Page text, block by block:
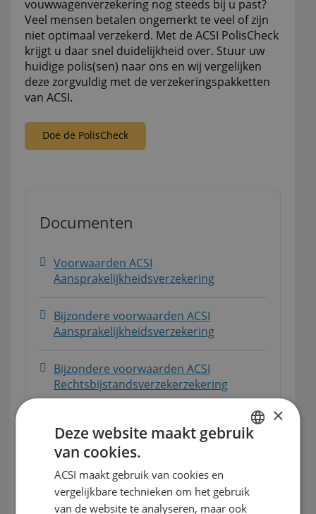
vouwwagenverzekering nog steeds bij u past?
Veel mensen betalen ongemerkt te veel of zijn
niet optimaal verzekerd. Met de ACSI PolisCheck
krijgt u daar snel duidelijkheid over. Stuur uw
huidige polis(sen) naar ons en wij vergelijken
deze zorgvuldig met de verzekeringspakketten
van ACSI.
Doe de PolisCheck
Documenten
Voorwaarden ACSI
Aansprakelijkheidsverzekering
Bijzondere voorwaarden ACSI
Aansprakelijkheidsverzekering
Bijzondere voorwaarden ACSI
Rechtsbijstandsverzekerzekering
Aansprakelijkheidsverzekering
Verzekeringskaart ACSI
Rechtsbijstandsverzekering AVP
×
Deze website maakt gebruik
van cookies.
ACSI maakt gebruik van cookies en
vergelijkbare technieken om het gebruik
van de website te analyseren, maar ook